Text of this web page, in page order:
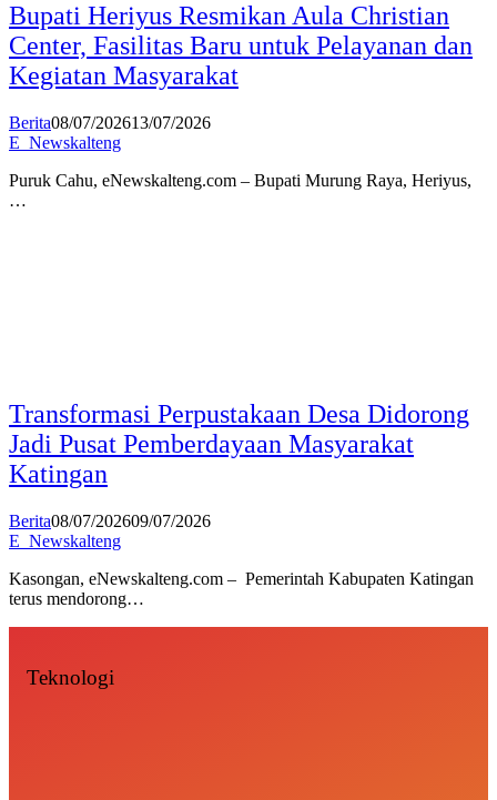
Bupati Heriyus Resmikan Aula Christian
Center, Fasilitas Baru untuk Pelayanan dan
Kegiatan Masyarakat
Berita08/07/202613/07/2026
E_Newskalteng
Puruk Cahu, eNewskalteng.com – Bupati Murung Raya, Heriyus,
…
Transformasi Perpustakaan Desa Didorong
Jadi Pusat Pemberdayaan Masyarakat
Katingan
Berita08/07/202609/07/2026
E_Newskalteng
Kasongan, eNewskalteng.com – Pemerintah Kabupaten Katingan
terus mendorong…
Teknologi